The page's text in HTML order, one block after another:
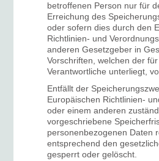
betroffenen Person nur für
Erreichung des
oder sofern dies durch den
Richtlinien- und
anderen Gesetzgeber in
Vorschriften, welchen der
Verantwortliche unterliegt,
Entfällt der
Europäischen Richtlinien-
oder einem anderen
vorgeschriebene
personenbezogenen Daten
entsprechend den
gesperrt oder gelöscht.